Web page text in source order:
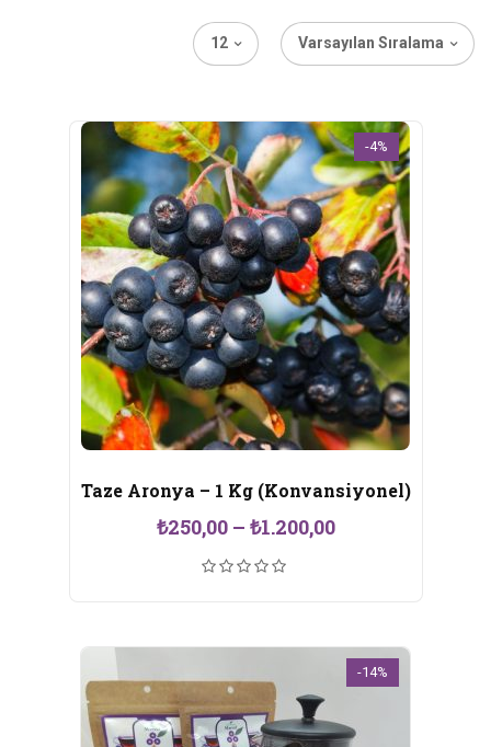
Varsayılan Sıralama
12
-4%
Taze Aronya – 1 Kg (Konvansiyonel)
₺250,00 – ₺1.200,00Fiyat
-14%